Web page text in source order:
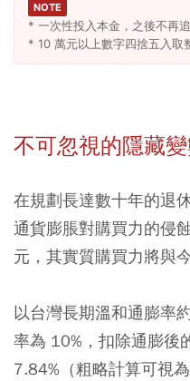
NOTE
* 一次性投入本金，之後不再
* 10 萬元以上數字四捨五入取
不可忽視的隱藏
在規劃長達數十年的退
通貨膨脹對購買力的侵
元，其實質購買力將與
以台灣長期溫和通膨率
率為 10%，扣除通膨後
7.84%（粗略計算可視